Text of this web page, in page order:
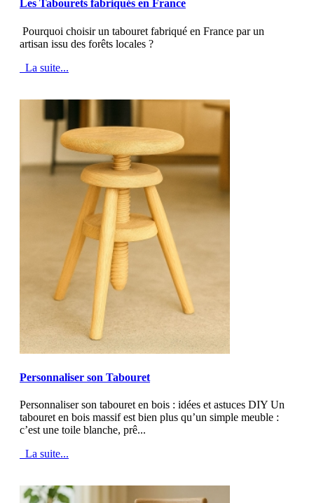
Les Tabourets fabriqués en France
Pourquoi choisir un tabouret fabriqué en France par un
artisan issu des forêts locales ?
La suite...
Personnaliser son Tabouret
Personnaliser son tabouret en bois : idées et astuces DIY Un
tabouret en bois massif est bien plus qu’un simple meuble :
c’est une toile blanche, prê...
La suite...